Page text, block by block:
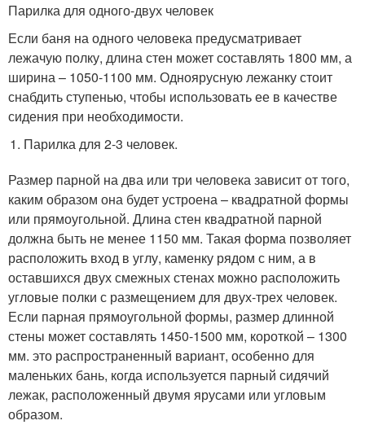
Парилка для одного-двух человек
Если баня на одного человека предусматривает
лежачую полку, длина стен может составлять 1800 мм, а
ширина – 1050-1100 мм. Одноярусную лежанку стоит
снабдить ступенью, чтобы использовать ее в качестве
сидения при необходимости.
Парилка для 2-3 человек.
Размер парной на два или три человека зависит от того,
каким образом она будет устроена – квадратной формы
или прямоугольной. Длина стен квадратной парной
должна быть не менее 1150 мм. Такая форма позволяет
расположить вход в углу, каменку рядом с ним, а в
оставшихся двух смежных стенах можно расположить
угловые полки с размещением для двух-трех человек.
Если парная прямоугольной формы, размер длинной
стены может составлять 1450-1500 мм, короткой – 1300
мм. это распространенный вариант, особенно для
маленьких бань, когда используется парный сидячий
лежак, расположенный двумя ярусами или угловым
образом.